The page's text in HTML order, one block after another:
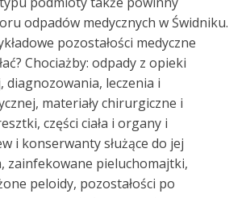
odpadów medycznych w Świdniku.
pozostałości medyczne
Chociażby: odpady z opieki
diagnozowania, leczenia i
materiały chirurgiczne i
części ciała i organy i
i konserwanty służące do jej
zainfekowane pieluchomajtki,
peloidy, pozostałości po